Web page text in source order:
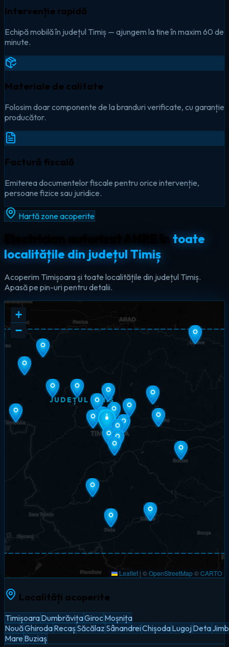
Intervenție rapidă
Echipă mobilă în județul Timiș — ajungem la tine în maxim 60 de
minute.
Materiale de calitate
Folosim doar componente de la branduri verificate, cu garanție
producător.
Factură fiscală
Emiterea documentelor fiscale pentru orice intervenție,
persoane fizice sau juridice.
Hartă zone acoperite
toate
localitățile din județul Timiș
Acoperim Timișoara și toate localitățile din județul Timiș.
Apasă pe pin-uri pentru detalii.
JUDEȚUL TIMIȘ
+
−
Leaflet | ©OpenStreetMap©CARTO
Localități acoperite
TimișoaraDumbrăvițaGirocMoșnița
NouăGhirodaRecașSăcălaz SânandreiChișodaLugojDeta
Mare Buziaș